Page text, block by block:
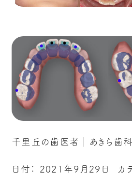
千里丘の歯医者｜あきら歯科
日付： 2021年9月29日 カ